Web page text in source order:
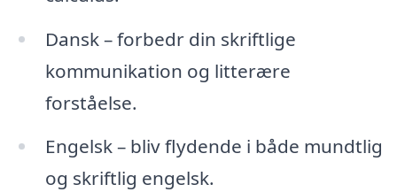
Dansk – forbedr din skriftlige
kommunikation og litterære
forståelse.
Engelsk – bliv flydende i både mundtlig
og skriftlig engelsk.